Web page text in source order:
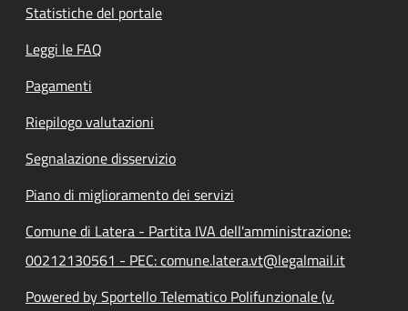
Statistiche del portale
Leggi le FAQ
Pagamenti
Riepilogo valutazioni
Segnalazione disservizio
Piano di miglioramento dei servizi
Comune di Latera - Partita IVA dell'amministrazione:
00212130561 - PEC: comune.latera.vt@legalmail.it
Powered by Sportello Telematico Polifunzionale (v.